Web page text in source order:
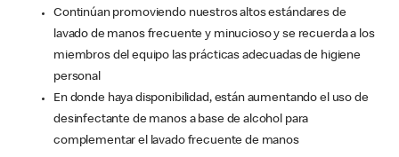
Continúan promoviendo nuestros altos estándares de
lavado de manos frecuente y minucioso y se recuerda a los
miembros del equipo las prácticas adecuadas de higiene
personal
En donde haya disponibilidad, están aumentando el uso de
desinfectante de manos a base de alcohol para
complementar el lavado frecuente de manos